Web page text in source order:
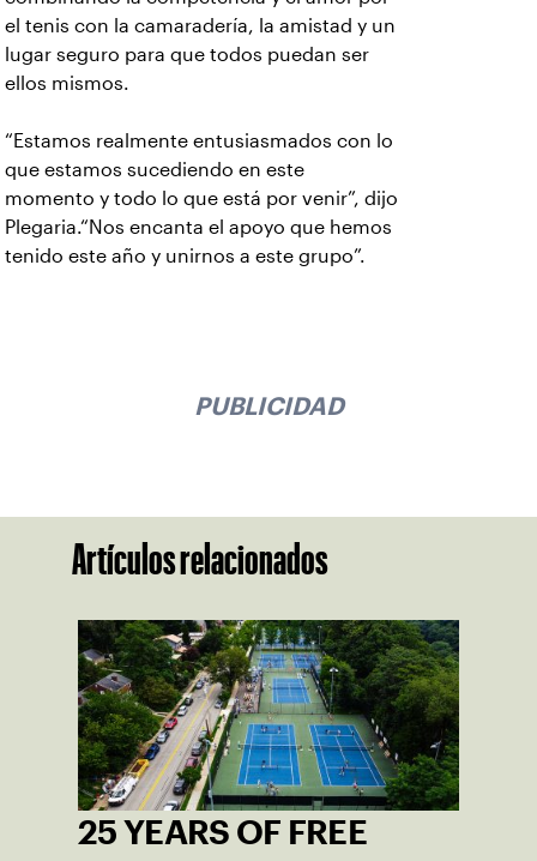
el tenis con la camaradería, la amistad y un
lugar seguro para que todos puedan ser
ellos mismos.
“Estamos realmente entusiasmados con lo
que estamos sucediendo en este
momento y todo lo que está por venir”, dijo
Plegaria.“Nos encanta el apoyo que hemos
tenido este año y unirnos a este grupo”.
PUBLICIDAD
Artículos relacionados
25 YEARS OF FREE